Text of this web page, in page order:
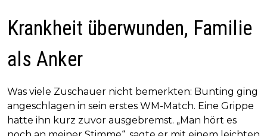
Krankheit überwunden, Familie
als Anker
Was viele Zuschauer nicht bemerkten: Bunting ging
angeschlagen in sein erstes WM-Match. Eine Grippe
hatte ihn kurz zuvor ausgebremst. „Man hört es